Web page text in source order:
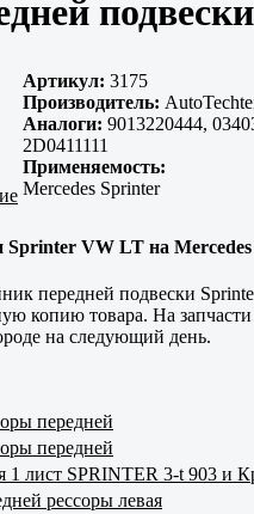
Артикул: 3175
Производитель:
Аналоги: 9013220444,
2D0411111
Применяемость:
Mercedes Sprinter
VW LT на Mercedes
передней подвески
копию товара. На
на следующий день.
передней
передней
1 лист SPRINTER 3-t 903 и
рессоры левая